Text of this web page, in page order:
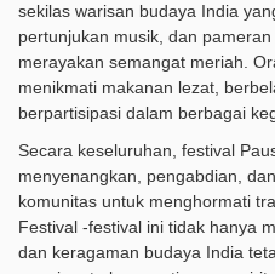
sekilas warisan budaya India
pertunjukan musik, dan
merayakan semangat meriah.
menikmati makanan lezat,
berpartisipasi dalam berbagai
Secara keseluruhan, festival
menyenangkan, pengabdian,
komunitas untuk menghormati
Festival -festival ini tidak hanya
dan keragaman budaya India